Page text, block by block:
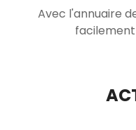
Avec l'annuaire